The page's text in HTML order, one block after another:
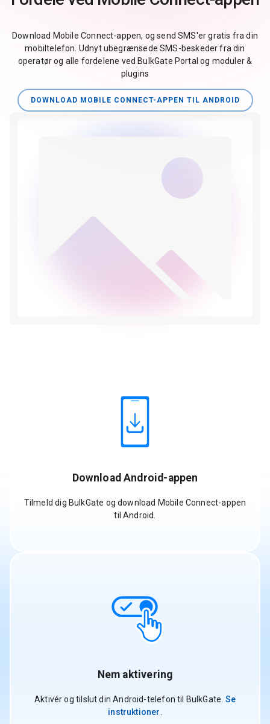
Download Mobile Connect-appen, og send SMS'er gratis fra din
mobiltelefon. Udnyt ubegrænsede SMS-beskeder fra din
operatør og alle fordelene ved BulkGate Portal og moduler &
plugins
DOWNLOAD MOBILE CONNECT-APPEN TIL ANDROID
Download Android-appen
Tilmeld dig BulkGate og download Mobile Connect-appen
til Android.
Nem aktivering
Aktivér og tilslut din Android-telefon til BulkGate. Se
instruktioner